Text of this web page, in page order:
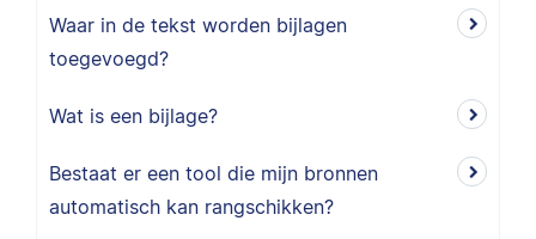
Waar in de tekst worden bijlagen
toegevoegd?
Wat is een bijlage?
Bestaat er een tool die mijn bronnen
automatisch kan rangschikken?